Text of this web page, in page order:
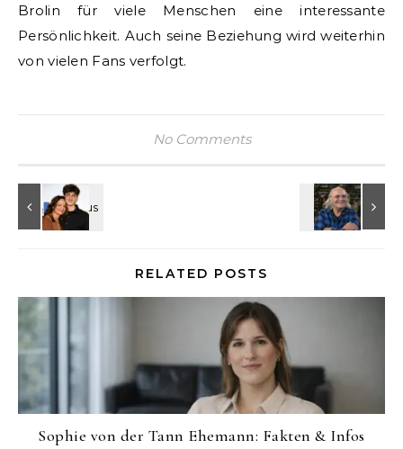
Brolin für viele Menschen eine interessante
Persönlichkeit. Auch seine Beziehung wird weiterhin
von vielen Fans verfolgt.
No Comments
RELATED POSTS
Sophie von der Tann Ehemann: Fakten & Infos